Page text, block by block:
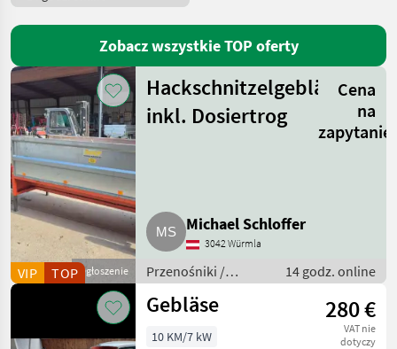
Buchmann
5
CBlower-Buchmann
3
Mengele
3
Pokaż
wszystkie
12
MARKETPLACE
Marketplace
Oferty
dealerów
Ogłoszenia
drobne
Zobacz wszystkie TOP oferty
Ogłoszenie
VIP TOP
Hackschnitzelgebläse
inkl. Dosiertrog
Cena
na
zapytanie
Michael Schloffer
3042 Würmla
Przenośniki /
Przenośniki
dmuchawe
14 godz. online
Gebläse 280 €
VAT nie
dotyczy
10 KM/7 kW